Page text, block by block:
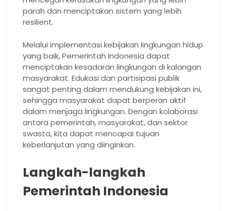
parah dan menciptakan sistem yang lebih
resilient.
Melalui implementasi kebijakan lingkungan hidup
yang baik, Pemerintah Indonesia dapat
menciptakan kesadaran lingkungan di kalangan
masyarakat. Edukasi dan partisipasi publik
sangat penting dalam mendukung kebijakan ini,
sehingga masyarakat dapat berperan aktif
dalam menjaga lingkungan. Dengan kolaborasi
antara pemerintah, masyarakat, dan sektor
swasta, kita dapat mencapai tujuan
keberlanjutan yang diinginkan.
Langkah-langkah
Pemerintah Indonesia